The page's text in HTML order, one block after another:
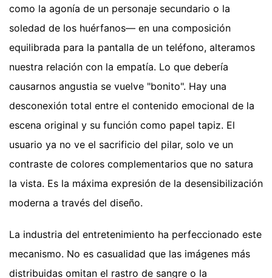
como la agonía de un personaje secundario o la
soledad de los huérfanos— en una composición
equilibrada para la pantalla de un teléfono, alteramos
nuestra relación con la empatía. Lo que debería
causarnos angustia se vuelve "bonito". Hay una
desconexión total entre el contenido emocional de la
escena original y su función como papel tapiz. El
usuario ya no ve el sacrificio del pilar, solo ve un
contraste de colores complementarios que no satura
la vista. Es la máxima expresión de la desensibilización
moderna a través del diseño.
La industria del entretenimiento ha perfeccionado este
mecanismo. No es casualidad que las imágenes más
distribuidas omitan el rastro de sangre o la